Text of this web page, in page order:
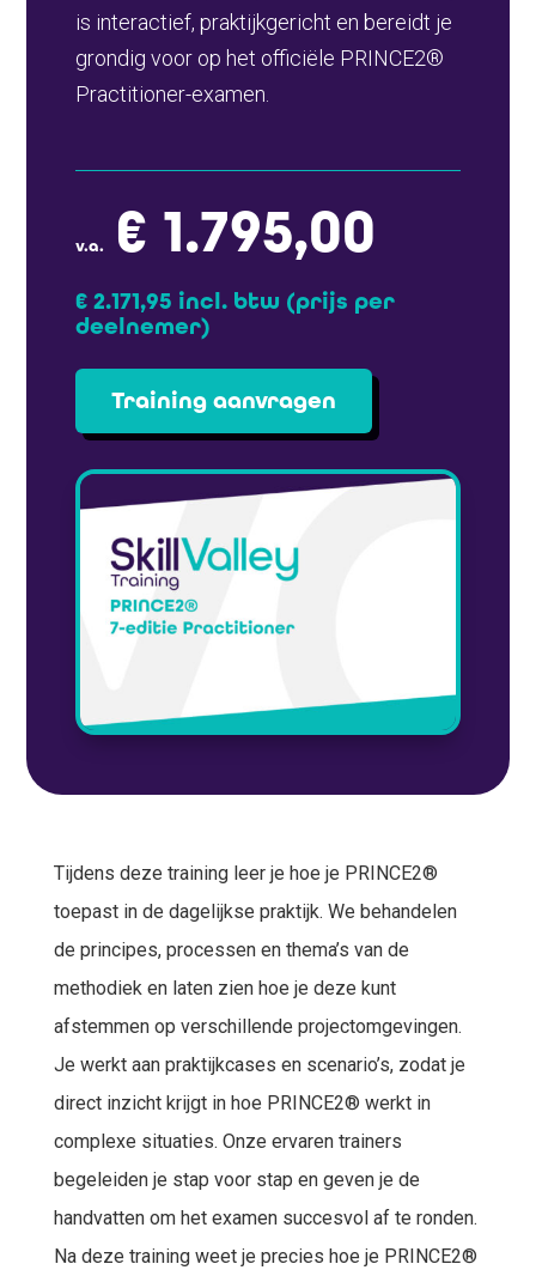
is interactief, praktijkgericht en bereidt je
grondig voor op het officiële PRINCE2®
Practitioner-examen.
v.a. € 1.795,00
€ 2.171,95 incl. btw (prijs per
deelnemer)
Training aanvragen
Tijdens deze training leer je hoe je PRINCE2®
toepast in de dagelijkse praktijk. We behandelen
de principes, processen en thema’s van de
methodiek en laten zien hoe je deze kunt
afstemmen op verschillende projectomgevingen.
Je werkt aan praktijkcases en scenario’s, zodat je
direct inzicht krijgt in hoe PRINCE2® werkt in
complexe situaties. Onze ervaren trainers
begeleiden je stap voor stap en geven je de
handvatten om het examen succesvol af te ronden.
Na deze training weet je precies hoe je PRINCE2®